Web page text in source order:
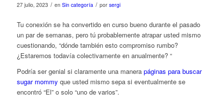
27 julio, 2023 / en Sin categoría / por sergi
Tu conexión se ha convertido en curso bueno durante el pasado
un par de semanas, pero tú probablemente atrapar usted mismo
cuestionando, “dónde también esto compromiso rumbo?
¿Estaremos todavía colectivamente en anualmente? “
Podría ser genial si claramente una manera páginas para buscar
sugar mommy que usted mismo sepa si eventualmente se
encontró “El” o solo “uno de varios”.